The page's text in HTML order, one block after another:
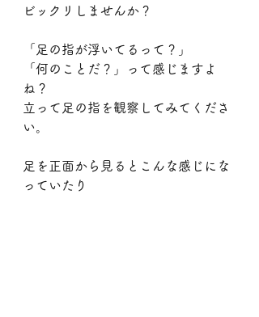
ビックリしませんか？
「足の指が浮いてるって？」
「何のことだ？」って感じますよ
ね？
立って足の指を観察してみてくださ
い。
足を正面から見るとこんな感じにな
っていたり